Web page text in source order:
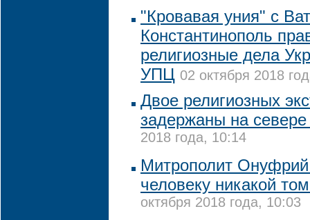
"Кровавая уния" с
Константинополь
религиозные дела
УПЦ 02 октября 2018
Двое религиозных
задержаны на севере
2018 года, 10:14
Митрополит
человеку никакой
октября 2018 года, 10:03